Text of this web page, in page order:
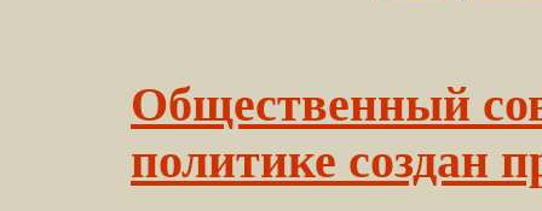
Общественный
политике создан